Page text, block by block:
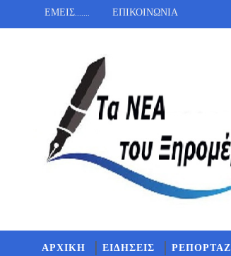
ΕΜΕΙΣ....... ΕΠΙΚΟΙΝΩΝΙΑ
ΑΡΧΙΚΗ ΕΙΔΗΣΕΙΣ ΡΕΠΟΡΤΑΖ